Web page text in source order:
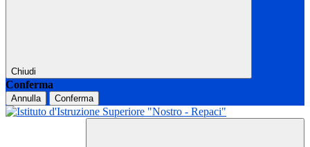
Chiudi
Conferma
Annulla Conferma